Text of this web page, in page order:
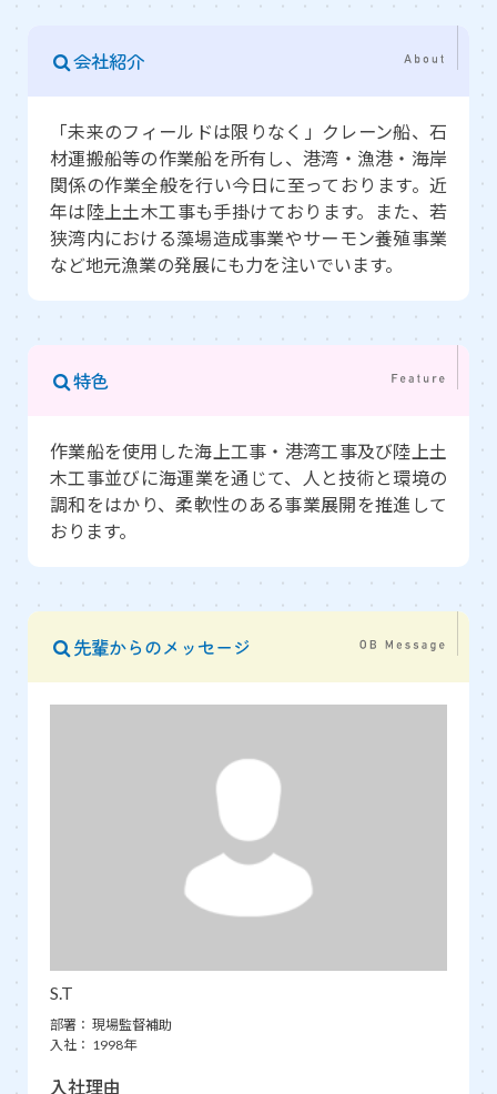
会社紹介
「未来のフィールドは限りなく」クレーン船、石
材運搬船等の作業船を所有し、港湾・漁港・海岸
関係の作業全般を行い今日に至っております。近
年は陸上土木工事も手掛けております。また、若
狭湾内における藻場造成事業やサーモン養殖事業
など地元漁業の発展にも力を注いでいます。
特色
作業船を使用した海上工事・港湾工事及び陸上土
木工事並びに海運業を通じて、人と技術と環境の
調和をはかり、柔軟性のある事業展開を推進して
おります。
先輩からのメッセージ
S.T
部署： 現場監督補助
入社： 1998年
入社理由